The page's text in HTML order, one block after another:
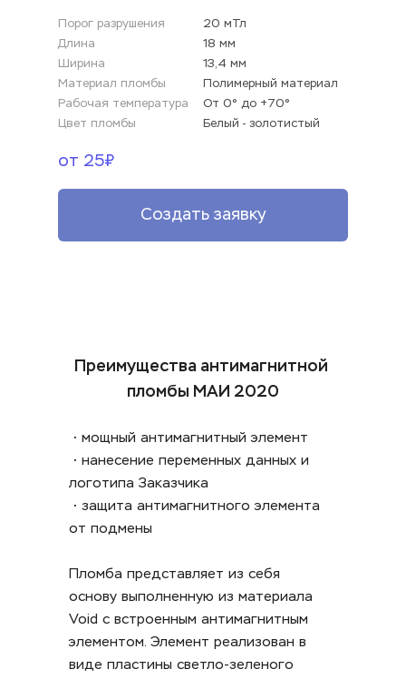
Порог разрушения
20 мТл
Длина
18 мм
Ширина
13,4 мм
Материал пломбы
Полимерный материал
Рабочая температура
От 0° до +70°
Цвет пломбы
Белый - золотистый
от 25₽
Создать заявку
Преимущества антимагнитной
пломбы МАИ 2020
• мощный антимагнитный элемент
• нанесение переменных данных и
логотипа Заказчика
• защита антимагнитного элемента
от подмены
Пломба представляет из себя
основу выполненную из материала
Void с встроенным антимагнитным
элементом. Элемент реализован в
виде пластины светло-зеленого